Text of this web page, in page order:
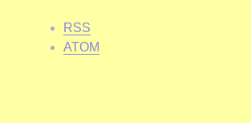
RSS
ATOM